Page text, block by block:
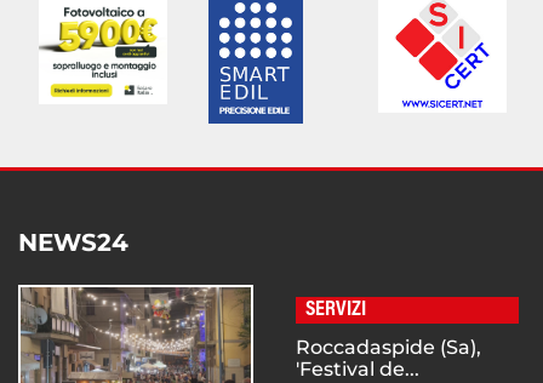
NEWS24
SERVIZI
Roccadaspide (Sa),
'Festival de...